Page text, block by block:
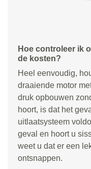
Hoe controleer ik
de kosten?
Heel eenvoudig,
draaiende motor
druk opbouwen
hoort, is dat het
uitlaatsysteem
geval en hoort u
weet u dat er een
ontsnappen.